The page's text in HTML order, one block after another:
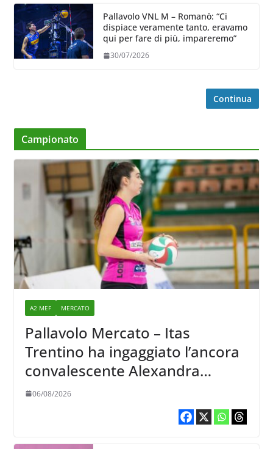
Pallavolo VNL M – Romanò: “Ci
dispiace veramente tanto, eravamo
qui per fare di più, impareremo”
30/07/2026
Continua
Campionato
A2 MEF MERCATO
Pallavolo Mercato – Itas
Trentino ha ingaggiato l’ancora
convalescente Alexandra
Ravarini
06/08/2026